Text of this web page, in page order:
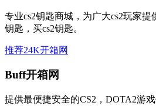
专业cs2钥匙商城，为广大cs2玩家
钥匙，买cs2钥匙。
推荐24K开箱网
Buff开箱网
提供最便捷安全的CS2，DOTA2游